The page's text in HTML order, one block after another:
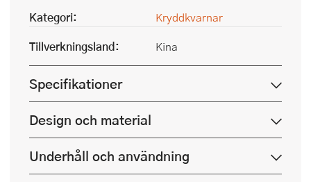
Kategori:
Kryddkvarnar
Tillverkningsland:
Kina
Specifikationer
Design och material
Underhåll och användning